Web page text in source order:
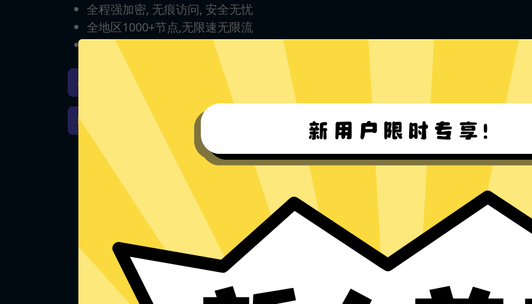
全程强加密, 无痕访问, 安全无忧
全地区1000+节点,无限速无限流
完美支持各类游戏/流媒体/App
Hammer加速器iOS版下载 Hammer加速器安卓版下载
Hammer加速器Windows下载 Hammer加速器Mac版下载